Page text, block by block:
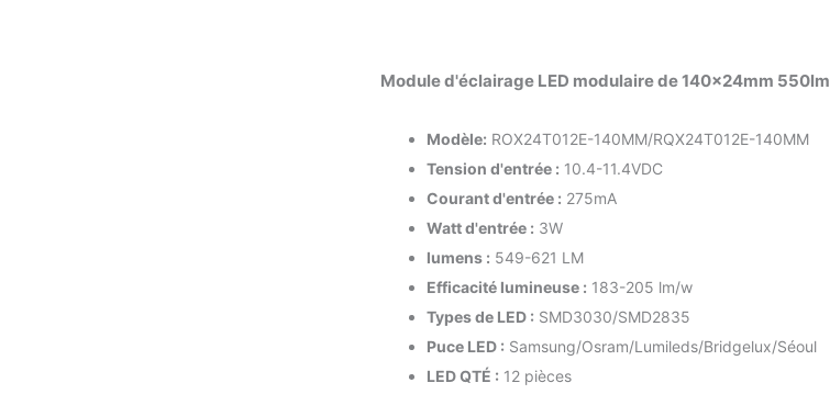
Module d'éclairage LED modulaire de 140x24mm 550lm
Modèle: ROX24T012E-140MM/RQX24T012E-140MM
Tension d'entrée : 10.4-11.4VDC
Courant d'entrée : 275mA
Watt d'entrée : 3W
lumens : 549-621 LM
Efficacité lumineuse : 183-205 lm/w
Types de LED : SMD3030/SMD2835
Puce LED : Samsung/Osram/Lumileds/Bridgelux/Séoul
LED QTÉ : 12 pièces